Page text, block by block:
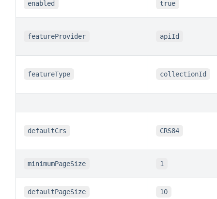
enabled true
featureProvider apiId
featureType collectionId
defaultCrs CRS84
minimumPageSize 1
defaultPageSize 10